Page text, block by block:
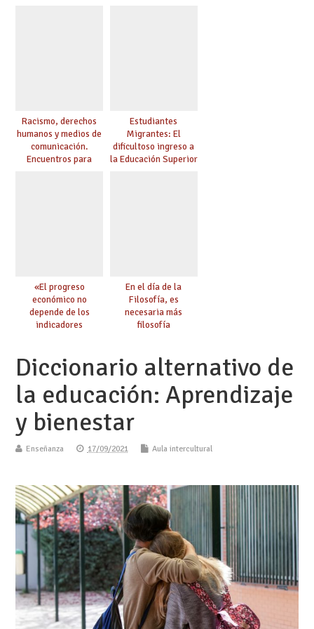
Racismo, derechos
humanos y medios de
comunicación.
Encuentros para
Estudiantes
Migrantes: El
dificultoso ingreso a
la Educación Superior
«El progreso
económico no
depende de los
indicadores
En el día de la
Filosofía, es
necesaria más
filosofía
Diccionario alternativo de
la educación: Aprendizaje
y bienestar
Enseñanza 17/09/2021 Aula intercultural